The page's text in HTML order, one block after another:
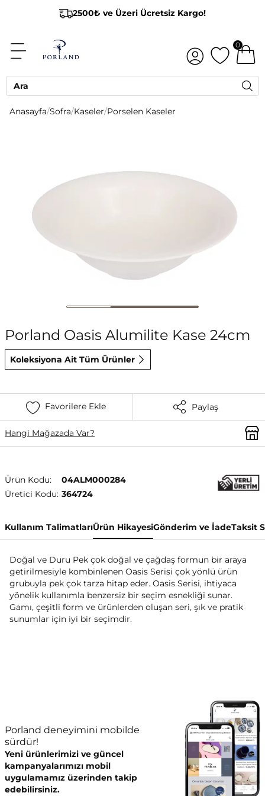
2500₺ ve Üzeri Ücretsiz Kargo!
0
Anasayfa/Sofra/Kaseler/Porselen Kaseler
Porland Oasis Alumilite Kase 24cm
Koleksiyona Ait Tüm Ürünler
Favorilere Ekle Paylaş
Hangi Mağazada Var?
Ürün Kodu:
04ALM000284
Üretici Kodu: 364724
Kullanım TalimatlarıÜrün HikayesiGönderim ve İadeTaksit
Doğal ve Duru Pek çok doğal ve çağdaş formun bir araya
getirilmesiyle kombinlenen Oasis Serisi çok yönlü ürün
grubuyla pek çok tarza hitap eder. Oasis Serisi, ihtiyaca
yönelik kullanımla benzersiz bir seçim esnekliği sunar.
Gamı, çeşitli form ve ürünlerden oluşan seri, şık ve pratik
sunumlar için iyi bir seçimdir.
Porland deneyimini mobilde
sürdür!
Yeni ürünlerimizi ve güncel
kampanyalarımızı mobil
uygulamamız üzerinden takip
edebilirsiniz.